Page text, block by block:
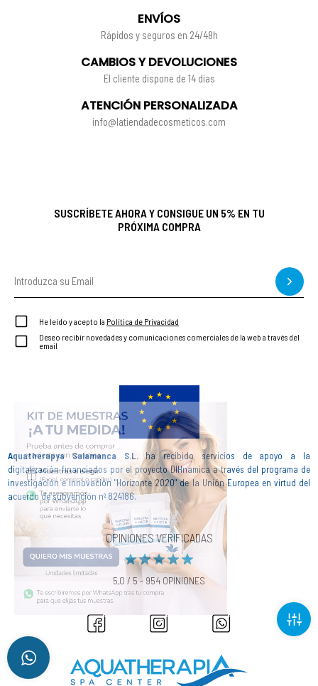
ENVÍOS
Rápidos y seguros en 24/48h
CAMBIOS Y DEVOLUCIONES
El cliente dispone de 14 días
ATENCIÓN PERSONALIZADA
info@latiendadecosmeticos.com
SUSCRÍBETE AHORA Y CONSIGUE UN 5% EN TU
PRÓXIMA COMPRA
He leído y acepto la Política de Privacidad
Deseo recibir novedades y comunicaciones comerciales de la web a través del
email
Aquatherapya Salamanca S.L. ha recibido servicios de apoyo a la
digitalización financiados por el proyecto DIHnamica a través del programa de
investigación e innovación "Horizonte 2020" de la Unión Europea en virtud del
acuerdo de subvención nº 824186.
OPINIONES VERIFICADAS
5,0 / 5 - 954 OPINIONES